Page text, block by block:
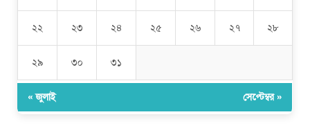
২২ ২৩ ২৪ ২৫ ২৬ ২৭ ২৮
২৯ ৩০ ৩১
« জুলাই সেপ্টেম্বর »